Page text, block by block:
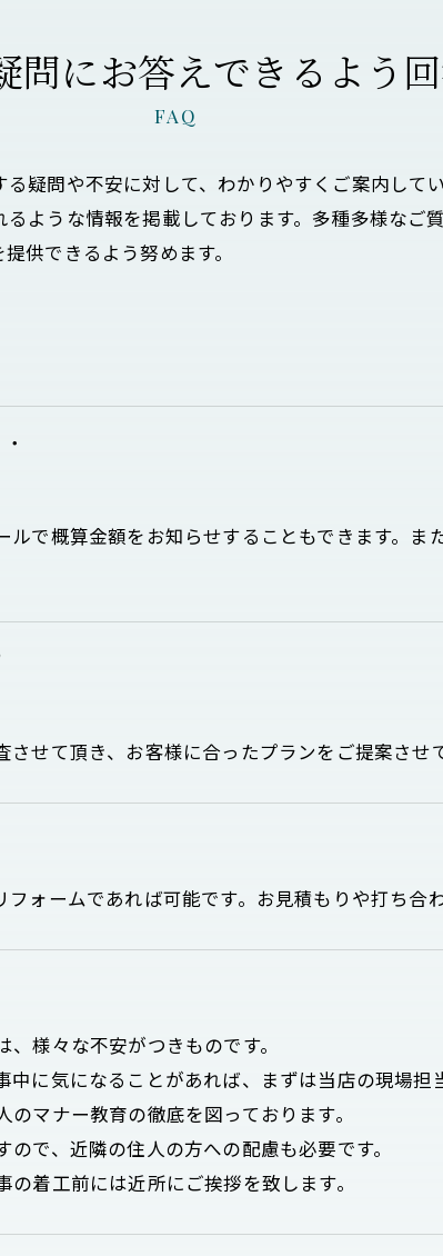
問にお答えできるよう
FAQ
疑問や不安に対して、わかりやすくご案内して
ような情報を掲載しております。多種多様なご
供できるよう努めます。
ルで概算金額をお知らせすることもできます。
せて頂き、お客様に合ったプランをご提案させ
ォームであれば可能です。お見積もりや打ち合
様々な不安がつきものです。
に気になることがあれば、まずは当店の現場担
マナー教育の徹底を図っております。
で、近隣の住人の方への配慮も必要です。
着工前には近所にご挨拶を致します。